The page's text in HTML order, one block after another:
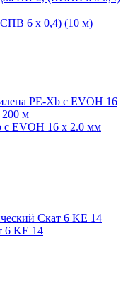
6 х 0,4) (10 м)
с EVOH 16 x 2.0 мм
6 KE 14